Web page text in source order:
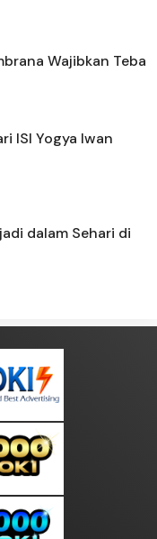
Wajibkan Teba
ISI Yogya Iwan
dalam Sehari di